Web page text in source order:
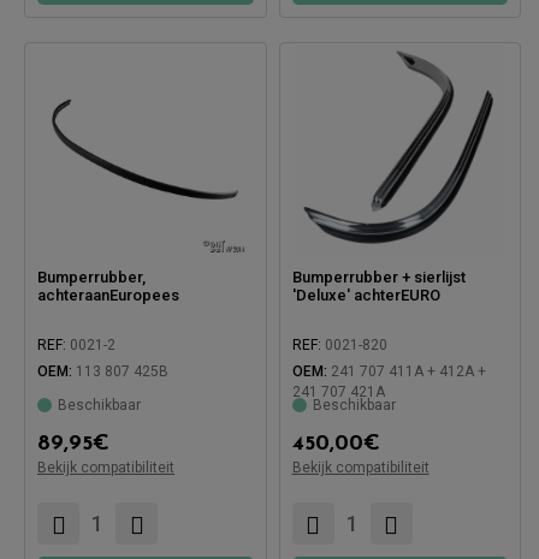
Bumperrubber,
achteraanEuropees
REF: 0021-2
OEM: 113 807 425B
Beschikbaar
89,95€
Bekijk compatibiliteit
Bumperrubber + sierlijst
'Deluxe' achterEURO
REF: 0021-820
OEM: 241 707 411A + 412A +
241 707 421A
Beschikbaar
450,00€
Bekijk compatibiliteit